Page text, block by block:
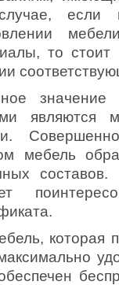
если
то стоит
значение
являются
мебель
которая